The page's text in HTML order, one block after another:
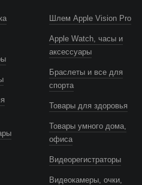
Шлем Apple Vision Pro
Apple Watch, часы и
аксессуары
Браслеты и все для
спорта
Товары для здоровья
Товары умного дома,
офиса
Видеорегистраторы
Видеокамеры, очки,